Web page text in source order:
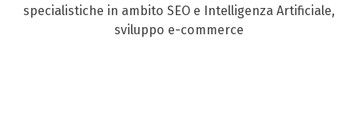
specialistiche in ambito SEO e Intelligenza Artificiale,
sviluppo e-commerce